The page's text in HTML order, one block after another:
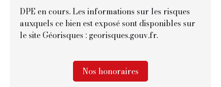
DPE en cours. Les informations sur les risques
auxquels ce bien est exposé sont disponibles sur
le site Géorisques : georisques.gouv.fr.
Nos honoraires